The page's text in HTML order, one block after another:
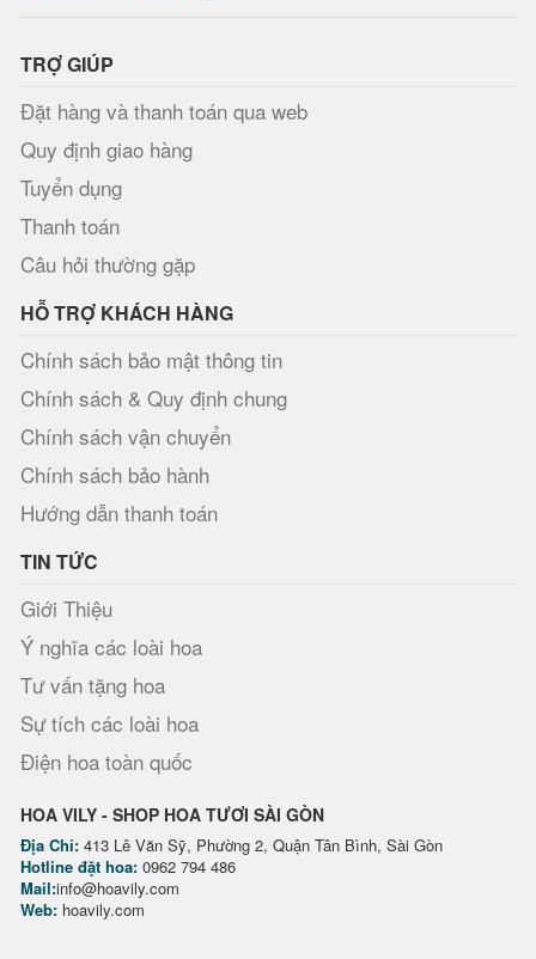
TRỢ GIÚP
Đặt hàng và thanh toán qua web
Quy định giao hàng
Tuyển dụng
Thanh toán
Câu hỏi thường gặp
HỖ TRỢ KHÁCH HÀNG
Chính sách bảo mật thông tin
Chính sách & Quy định chung
Chính sách vận chuyển
Chính sách bảo hành
Hướng dẫn thanh toán
TIN TỨC
Giới Thiệu
Ý nghĩa các loài hoa
Tư vấn tặng hoa
Sự tích các loài hoa
Điện hoa toàn quốc
HOA VILY - SHOP HOA TƯƠI SÀI GÒN
Địa Chỉ: 413 Lê Văn Sỹ, Phường 2, Quận Tân Bình, Sài Gòn
Hotline đặt hoa: 0962 794 486
Mail:info@hoavily.com
Web: hoavily.com